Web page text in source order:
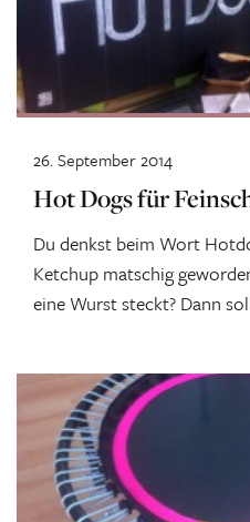
Hot Dogs für
Du denkst beim Wort
Ketchup matschig
eine Wurst steckt? Dann
26. September 2014